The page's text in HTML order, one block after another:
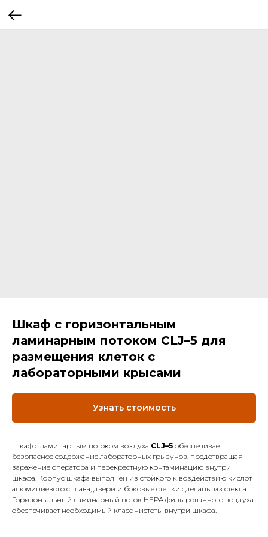
Шкаф с горизонтальным
ламинарным потоком CLJ–5 для
размещения клеток с
лабораторными крысами
Узнать стоимость
Шкаф с ламинарным потоком воздуха CLJ–5 обеспечивает
безопасное содержание лабораторных грызунов, предотвращая
заражение оператора и перекрестную контаминацию внутри
шкафа. Корпус шкафа выполнен из стойкого к воздействию кислот
алюминиевого сплава, двери и боковые стенки сделаны из стекла.
Горизонтальный ламинарный поток HEPA фильтрованного воздуха
обеспечивает необходимый класс чистоты внутри шкафа.